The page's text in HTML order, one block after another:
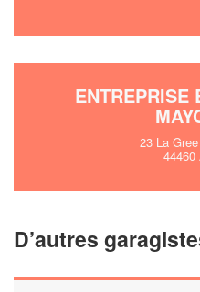
ENTREPRISE
23 La
44460
D’autres